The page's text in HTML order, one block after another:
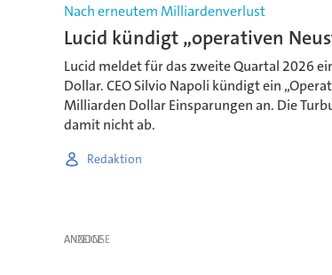
Nach erneutem Milliardenverlust
Lucid kündigt „operativen
Lucid meldet für das zweite Quartal 2026
Dollar. CEO Silvio Napoli kündigt ein
Milliarden Dollar Einsparungen an. Die
damit nicht ab.
Redaktion
ANZEIGE